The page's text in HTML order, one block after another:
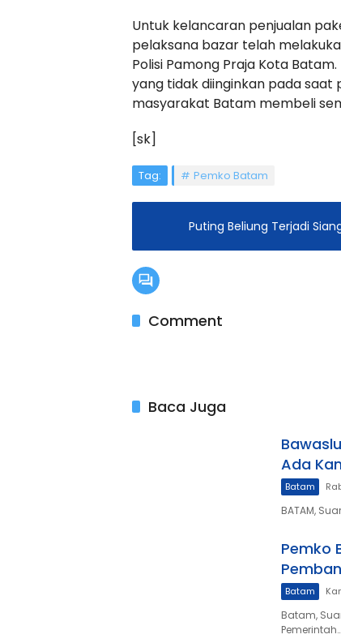
Untuk kelancaran penjualan
pelaksana bazar telah
Polisi Pamong Praja Kota
yang tidak diinginkan pada
masyarakat Batam membeli
[sk]
Tag: Pemko Batam
Puting Beliung Terjadi
Comment
Baca Juga
Ada
Batam
BATAM,
Pemko
Batam
Batam,
Pemerintah…